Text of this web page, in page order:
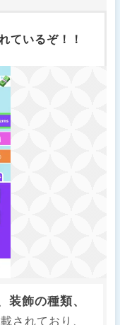
ているぞ！！
装飾の種類、
されており、